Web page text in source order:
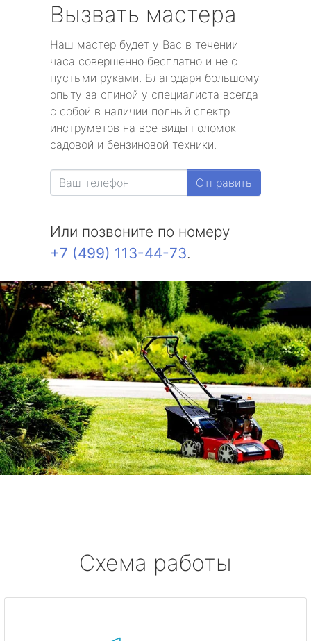
Вызвать мастера
Наш мастер будет у Вас в течении
часа совершенно бесплатно и не с
пустыми руками. Благодаря большому
опыту за спиной у специалиста всегда
с собой в наличии полный спектр
инструметов на все виды поломок
садовой и бензиновой техники.
Отправить
Или позвоните по номеру
+7 (499) 113-44-73.
Схема работы